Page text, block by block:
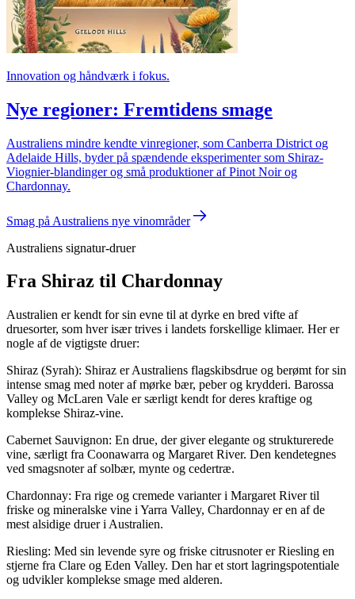
Innovation og håndværk i fokus.
Nye regioner: Fremtidens smage
Australiens mindre kendte vinregioner, som Canberra District og
Adelaide Hills, byder på spændende eksperimenter som Shiraz-
Viognier-blandinger og små produktioner af Pinot Noir og
Chardonnay.
Smag på Australiens nye vinområder
Australiens signatur-druer
Fra Shiraz til Chardonnay
Australien er kendt for sin evne til at dyrke en bred vifte af
druesorter, som hver især trives i landets forskellige klimaer. Her er
nogle af de vigtigste druer:
Shiraz (Syrah): Shiraz er Australiens flagskibsdrue og berømt for sin
intense smag med noter af mørke bær, peber og krydderi. Barossa
Valley og McLaren Vale er særligt kendt for deres kraftige og
komplekse Shiraz-vine.
Cabernet Sauvignon: En drue, der giver elegante og strukturerede
vine, særligt fra Coonawarra og Margaret River. Den kendetegnes
ved smagsnoter af solbær, mynte og cedertræ.
Chardonnay: Fra rige og cremede varianter i Margaret River til
friske og mineralske vine i Yarra Valley, Chardonnay er en af de
mest alsidige druer i Australien.
Riesling: Med sin levende syre og friske citrusnoter er Riesling en
stjerne fra Clare og Eden Valley. Den har et stort lagringspotentiale
og udvikler komplekse smage med alderen.